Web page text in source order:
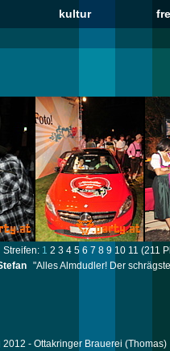
kultur
Streifen: 1 2 3 4 5 6 7 8 9 10 11 (211
"Alles Almdudler! Der
- Ottakringer Brauerei (Thomas)